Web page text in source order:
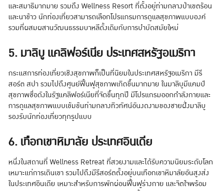
และสมาธิมากมาย รวมถึง Wellness Resort ที่ตั้งอยู่ท่ามกลางป่าเขตร้อน
และนาข้าว นักท่องเที่ยวสามารถเลือกโปรแกรมการดูแลสุขภาพแบบองค์
รวมที่ผสมผสานวัฒนธรรมบาหลีดั้งเดิมกับการบำบัดสมัยใหม่
5. มาลิบู แคลิฟอร์เนีย ประเทศสหรัฐอเมริกา
กระแสการท่องเที่ยวเชิงสุขภาพก็เป็นที่นิยมในประเทศสหรัฐอเมริกา มีรี
สอร์ต สปา รวมไปถึงศูนย์ฟื้นฟูสุขภาพเกิดขึ้นมากมาย ในมาลิบูมีแคมป์
สุขภาพชื่อดังในรัฐแคลิฟอร์เนียที่จัดขึ้นทุกปี มีโปรแกรมออกกำลังกายและ
การดูแลสุขภาพแบบเข้มข้นท่ามกลางทิวทัศน์อันงดงามของชายฝั่งมาลิบู
รองรับนักท่องเที่ยวทุกรูปแบบ
6. เทือกเขาหิมาลัย ประเทศอินเดีย
หนึ่งในสถานที่ Wellness Retreat ที่สวยงามและได้รับความนิยมระดับโลก
เหมาะแก่การเดินเขา รวมไปถึงมีรีสอร์ตตั้งอยู่บนเทือกเขาหิมาลัยอันสูงส่ง
ในประเทศอินเดีย เหมาะสำหรับการพักผ่อนฟื้นฟูร่างกาย และจิตใจพร้อม